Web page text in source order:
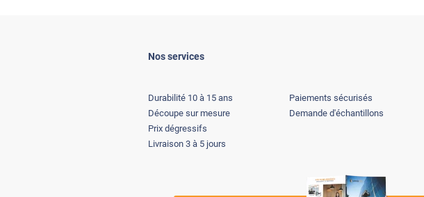
Nos services
Durabilité 10 à 15 ans
Découpe sur mesure
Prix dégressifs
Livraison 3 à 5 jours
Paiements sécurisés
Demande d'échantillons